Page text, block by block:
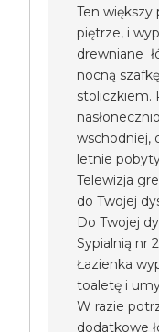
Ten większy
piętrze, i
drewniane
nocną
stoliczkiem.
wschodniej,
letnie
Telewizja
do Twojej
Do Twojej
Sypialnią nr
Łazienka
toaletę i
W razie
dodatkowe